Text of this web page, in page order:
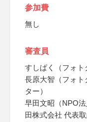
参加費
無し
審査員
すしぱく（フォト
長原大智（フォト
ター）
早田文昭（NPO
田株式会社 代表取